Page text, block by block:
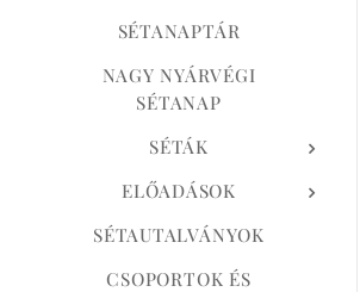
SÉTANAPTÁR
NAGY NYÁRVÉGI
SÉTANAP
SÉTÁK
ELŐADÁSOK
SÉTAUTALVÁNYOK
CSOPORTOK ÉS